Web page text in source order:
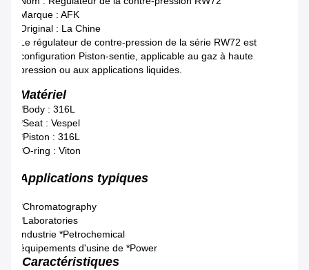
Marque : AFK
Original : La Chine
Le régulateur de contre-pression de la série RW72 est
configuration Piston-sentie, applicable au gaz à haute
pression ou aux applications liquides.
Matériel
*Body : 316L
*Seat : Vespel
*Piston : 316L
*O-ring : Viton
Applications typiques
*Chromatography
*Laboratories
industrie *Petrochemical
équipements d'usine de *Power
Caractéristiques